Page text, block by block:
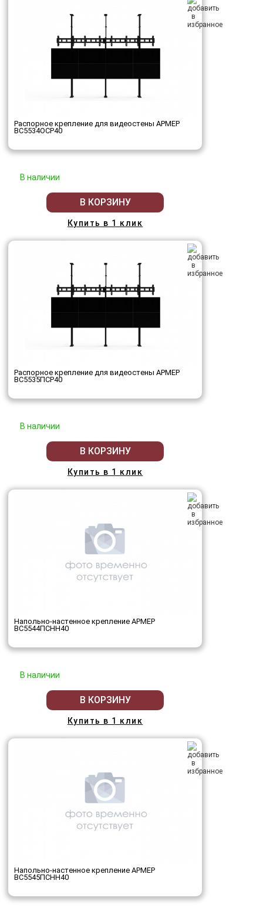
Распорное крепление для видеостены АРМЕР
ВС5534ОСР40
В наличии
В КОРЗИНУ
Купить в 1 клик
Распорное крепление для видеостены АРМЕР
ВС5535ПСР40
В наличии
В КОРЗИНУ
Купить в 1 клик
Напольно-настенное крепление АРМЕР
ВС5544ПСНН40
В наличии
В КОРЗИНУ
Купить в 1 клик
Напольно-настенное крепление АРМЕР
ВС5545ПСНН40